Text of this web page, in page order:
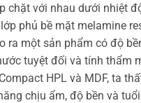
chặt với nhau dưới nhiệt
phủ bề mặt melamine
ra một sản phẩm có độ
tuyệt đối và tính thẩm
HPL và MDF, ta
chịu ẩm, độ bền và